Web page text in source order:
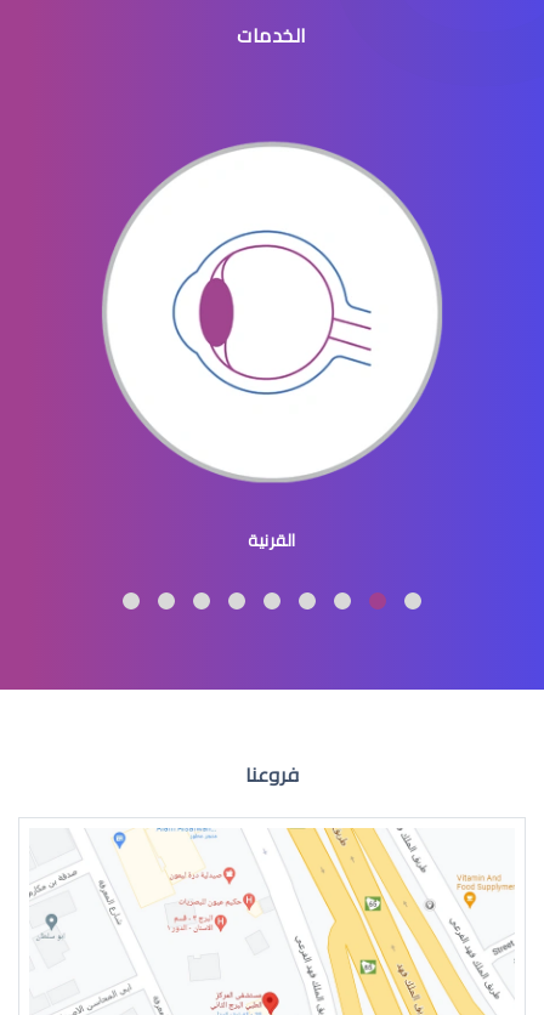
افضل طبيب عيون جنوب الرياض
افضل دكتور عيون في النسيم
طبيب عيون اطفال
طبيب عيون اطفال في الرياض
الخدمات
القرنية
فروعنا